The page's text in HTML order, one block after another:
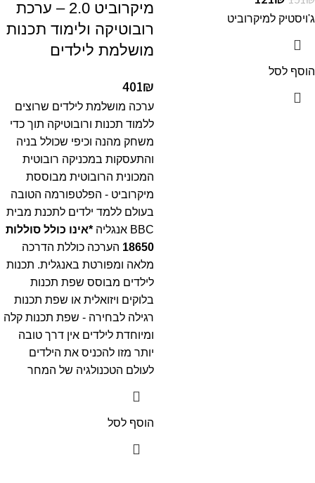
ג'ויסטיק למיקרוביט
הוסף לסל
מיקרוביט 2.0 – ערכת
רובוטיקה ולימוד תכנות
מושלמת לילדים
401₪
ערכה מושלמת לילדים שרוצים
ללמוד תכנות ורובוטיקה תוך כדי
משחק מהנה וכיפי שכולל בניה
והתעסקות במכניקה רובוטית
המכונית הרובוטית מבוססת
מיקרוביט - הפלטפורמה הטובה
בעולם ללמד ילדים לתכנת מבית
BBC אנגליה
*אינו כולל סוללות
18650 הערכה כוללת הדרכה
מלאה ומפורטת באנגלית. תכנות
לילדים מבוסס שפת תכנות
בלוקים ויזואלית או שפת תכנות
רגילה לבחירה - שפת תכנות קלה
ומיוחדת לילדים אין דרך טובה
יותר מזו להכניס את הילדים
לעולם הטכנולגיה של המחר
הוסף לסל